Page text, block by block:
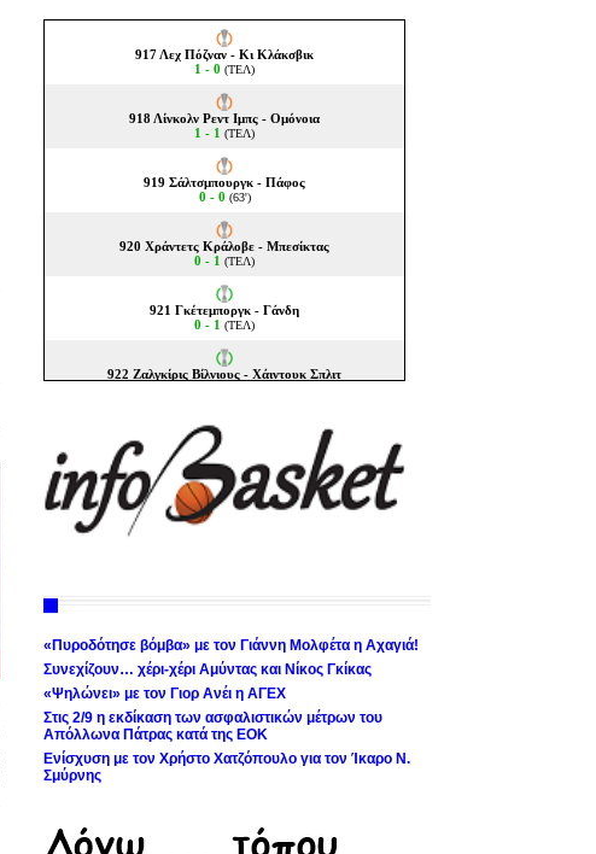
«Πυροδότησε βόμβα» με τον Γιάννη Μολφέτα η Αχαγιά!
Συνεχίζουν… χέρι-χέρι Αμύντας και Νίκος Γκίκας
«Ψηλώνει» με τον Γιορ Ανέι η ΑΓΕΧ
Στις 2/9 η εκδίκαση των ασφαλιστικών μέτρων του
Απόλλωνα Πάτρας κατά της ΕΟΚ
Ενίσχυση με τον Χρήστο Χατζόπουλο για τον Ίκαρο Ν.
Σμύρνης